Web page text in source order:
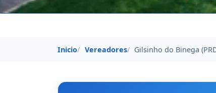
Inicio Vereadores Gilsinho do Binega